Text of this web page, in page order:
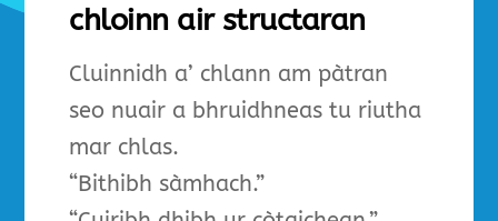
chloinn air structaran
Cluinnidh a’ chlann am pàtran
seo nuair a bhruidhneas tu riutha
mar chlas.
“Bithibh sàmhach.”